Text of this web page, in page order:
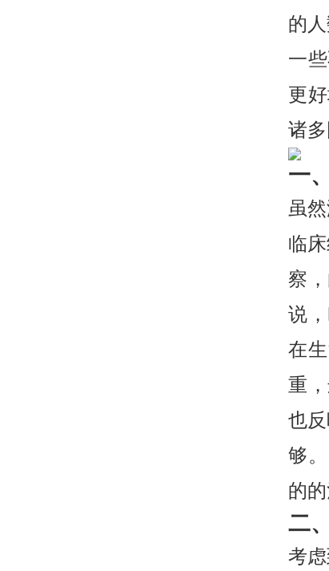
的
一
更
诸
一
虽
临
察
说
在
重
也
够
的
二
考